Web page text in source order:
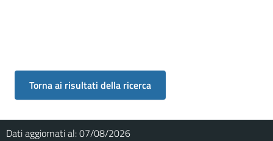
Dati aggiornati al:07/08/2026